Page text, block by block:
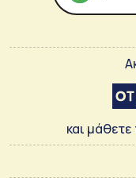
και